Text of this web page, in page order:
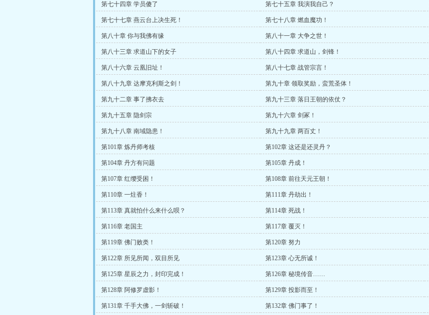
第七十四章 学员傻了 第七十五章 我演我自己？
第七十七章 燕云台上决生死！ 第七十八章 燃血魔功！
第八十章 你与我佛有缘 第八十一章 大争之世！
第八十三章 求道山下的女子 第八十四章 求道山，剑锋！
第八十六章 云凰旧址！ 第八十七章 战管宗言！
第八十九章 达摩克利斯之剑！ 第九十章 领取奖励，蛮荒圣体！
第九十二章 事了拂衣去 第九十三章 落日王朝的依仗？
第九十五章 隐剑宗 第九十六章 剑冢！
第九十八章 南域隐患！ 第九十九章 两百丈！
第101章 炼丹师考核 第102章 这还是还灵丹？
第104章 丹方有问题 第105章 丹成！
第107章 红缨受困！ 第108章 前往天元王朝！
第110章 一炷香！ 第111章 丹劫出！
第113章 真就怕什么来什么呗？ 第114章 死战！
第116章 老国主 第117章 覆灭！
第119章 佛门败类！ 第120章 努力
第122章 所见所闻，双目所见 第123章 心无所诚！
第125章 星辰之力，封印完成！ 第126章 秘境传音……
第128章 阿修罗虚影！ 第129章 投影而至！
第131章 千手大佛，一剑斩破！ 第132章 佛门事了！